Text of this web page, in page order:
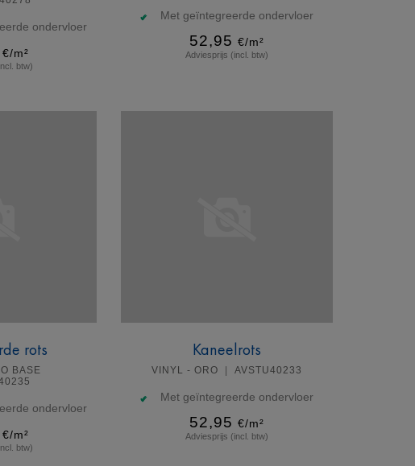
ondervloer
€/m²
btw)
Met geïntegreerde ondervloer
52,95 €/m²
Adviesprijs (incl. btw)
rots
BASE
ondervloer
€/m²
btw)
Kaneelrots
VINYL - ORO AVSTU40233
Met geïntegreerde ondervloer
52,95 €/m²
Adviesprijs (incl. btw)